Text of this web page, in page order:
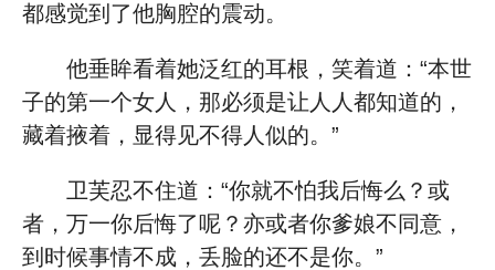
都感觉到了他胸腔的震动。
他垂眸看着她泛红的耳根，笑着道：“本世
子的第一个女人，那必须是让人人都知道的，
藏着掖着，显得见不得人似的。”
卫芙忍不住道：“你就不怕我后悔么？或
者，万一你后悔了呢？亦或者你爹娘不同意，
到时候事情不成，丢脸的还不是你。”